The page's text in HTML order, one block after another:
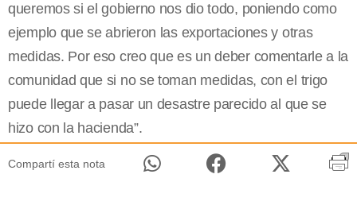
queremos si el gobierno nos dio todo, poniendo como
ejemplo que se abrieron las exportaciones y otras
medidas. Por eso creo que es un deber comentarle a la
comunidad que si no se toman medidas, con el trigo
puede llegar a pasar un desastre parecido al que se
hizo con la hacienda”.
Compartí esta nota